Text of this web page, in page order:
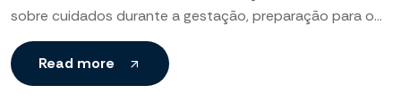
sobre cuidados durante a gestação, preparação para o
parto e desenvolvimento saudável do bebê, garantindo
bem-estar físico e emocional
Read more